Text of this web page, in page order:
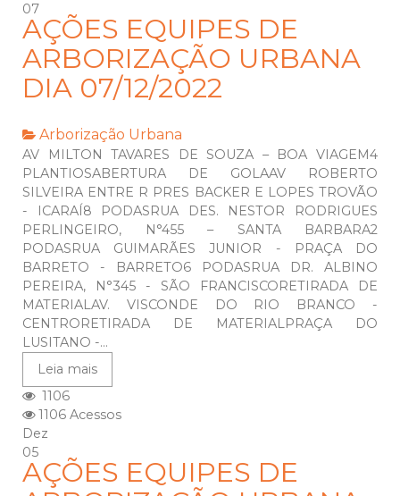
07
AÇÕES EQUIPES DE
ARBORIZAÇÃO URBANA
DIA 07/12/2022
Arborização Urbana
AV MILTON TAVARES DE SOUZA – BOA VIAGEM4
PLANTIOSABERTURA DE GOLAAV ROBERTO
SILVEIRA ENTRE R PRES BACKER E LOPES TROVÃO
- ICARAÍ8 PODASRUA DES. NESTOR RODRIGUES
PERLINGEIRO, N°455 – SANTA BARBARA2
PODASRUA GUIMARÃES JUNIOR - PRAÇA DO
BARRETO - BARRETO6 PODASRUA DR. ALBINO
PEREIRA, N°345 - SÃO FRANCISCORETIRADA DE
MATERIALAV. VISCONDE DO RIO BRANCO -
CENTRORETIRADA DE MATERIALPRAÇA DO
LUSITANO -...
Leia mais
1106
1106 Acessos
Dez
05
AÇÕES EQUIPES DE